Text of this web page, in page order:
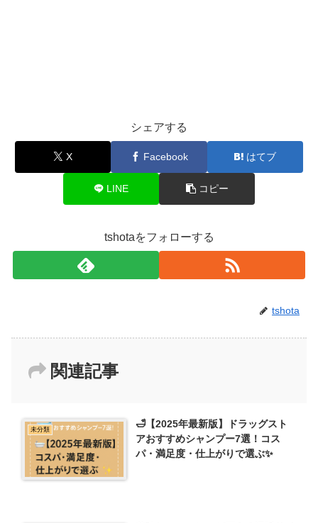
シェアする
X Facebook はてブ
LINE コピー
tshotaをフォローする
tshota
関連記事
未分類
🛁【2025年最新版】ドラッグスト
アおすすめシャンプー7選！コス
パ・満足度・仕上がりで選ぶ✨